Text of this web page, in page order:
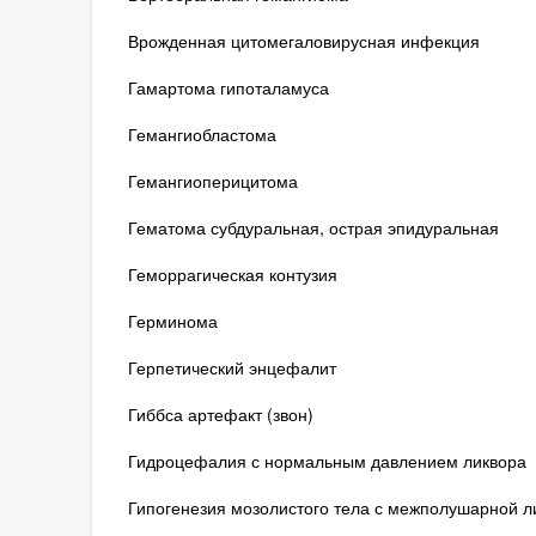
Врожденная цитомегаловирусная инфекция
Гамартома гипоталамуса
Гемангиобластома
Гемангиоперицитома
Гематома субдуральная, острая эпидуральная
Геморрагическая контузия
Герминома
Герпетический энцефалит
Гиббса артефакт (звон)
Гидроцефалия с нормальным давлением ликвора
Гипогенезия мозолистого тела с межполушарной